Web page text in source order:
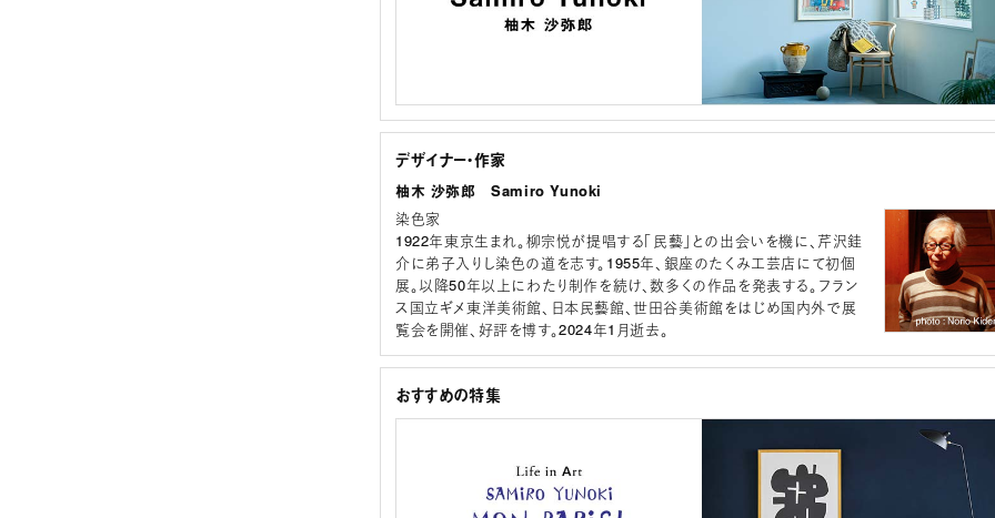
デザイナー・作家
柚木 沙弥郎 Samiro Yunoki
染色家
1922年東京生まれ。柳宗悦が提唱する「民藝」との出会いを機に、芹沢銈
介に弟子入りし染色の道を志す。1955年、銀座のたくみ工芸店にて初個
展。以降50年以上にわたり制作を続け、数多くの作品を発表する。フラン
ス国立ギメ東洋美術館、日本民藝館、世田谷美術館をはじめ国内外で展
覧会を開催、好評を博す。2024年1月逝去。
おすすめの特集